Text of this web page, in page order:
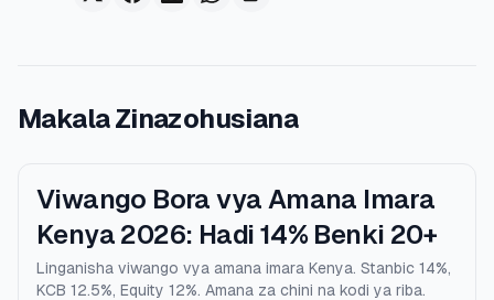
Makala Zinazohusiana
Viwango Bora vya Amana Imara
Kenya 2026: Hadi 14% Benki 20+
Linganisha viwango vya amana imara Kenya. Stanbic 14%,
KCB 12.5%, Equity 12%. Amana za chini na kodi ya riba.